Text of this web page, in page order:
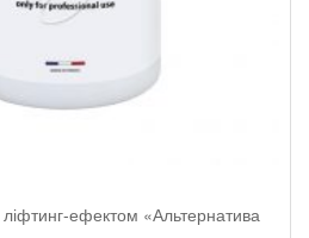
ліфтинг-ефектом «Альтернатива